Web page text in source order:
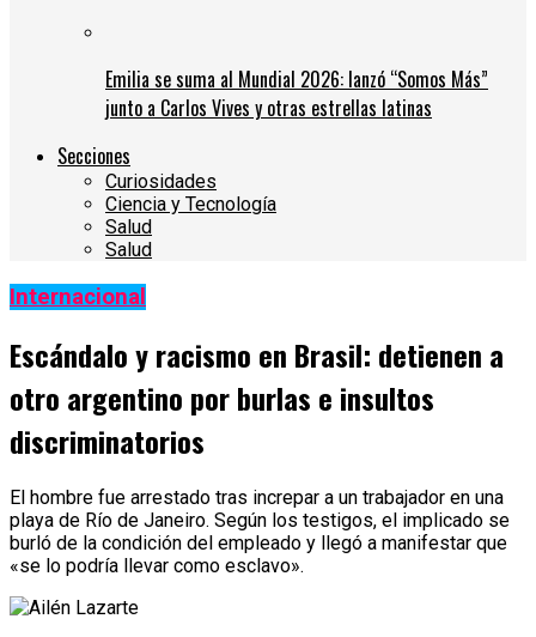
Emilia se suma al Mundial 2026: lanzó “Somos Más”
junto a Carlos Vives y otras estrellas latinas
Secciones
Curiosidades
Ciencia y Tecnología
Salud
Salud
Internacional
Escándalo y racismo en Brasil: detienen a
otro argentino por burlas e insultos
discriminatorios
El hombre fue arrestado tras increpar a un trabajador en una
playa de Río de Janeiro. Según los testigos, el implicado se
burló de la condición del empleado y llegó a manifestar que
«se lo podría llevar como esclavo».